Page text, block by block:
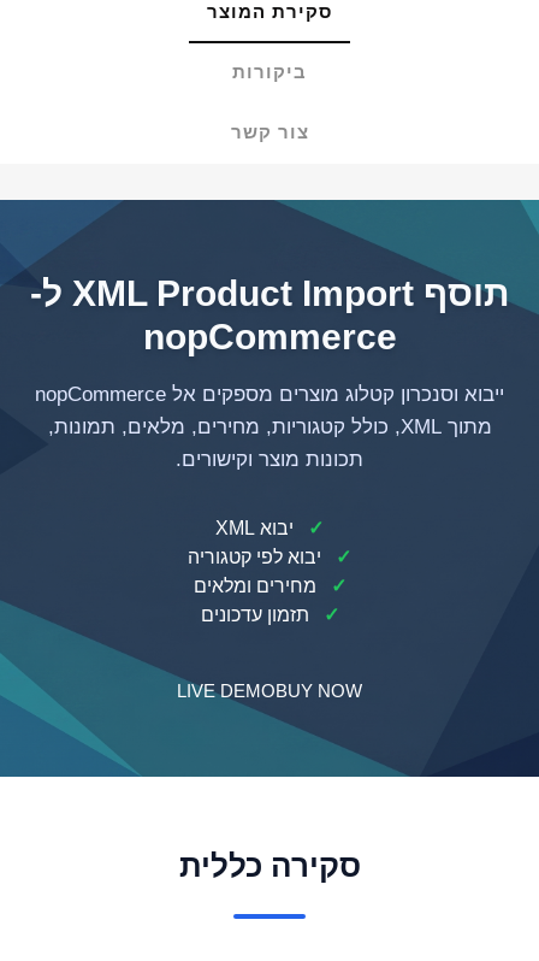
סקירת המוצר
ביקורות
צור קשר
תוסף XML Product Import ל-
nopCommerce
ייבוא וסנכרון קטלוג מוצרים מספקים אל nopCommerce
מתוך XML, כולל קטגוריות, מחירים, מלאים, תמונות,
תכונות מוצר וקישורים.
✓
יבוא XML
✓
יבוא לפי קטגוריה
✓
מחירים ומלאים
✓
תזמון עדכונים
BUY NOW
LIVE DEMO
סקירה כללית